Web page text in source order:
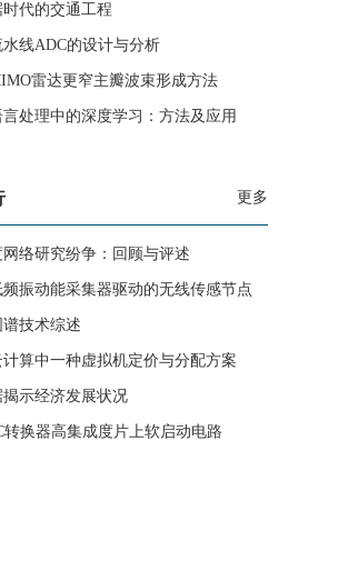
时代的交通工程
水线ADC的设计与分析
雷达更窄主瓣波束形成方法
言处理中的深度学习：方法及应用
更多
络研究纷争：回顾与评述
频振动能采集器驱动的无线传感节点
技术综述
算中一种虚拟机定价与分配方案
揭示经济发展状况
转换器高集成度片上软启动电路